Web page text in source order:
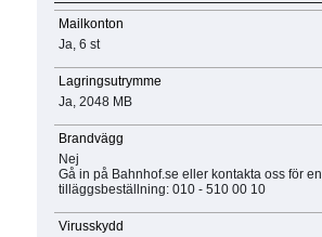
Mailkonton
Ja, 6 st
Lagringsutrymme
Ja, 2048 MB
Brandvägg
Nej
Gå in på Bahnhof.se eller kontakta oss för en
tilläggsbeställning: 010 - 510 00 10
Virusskydd